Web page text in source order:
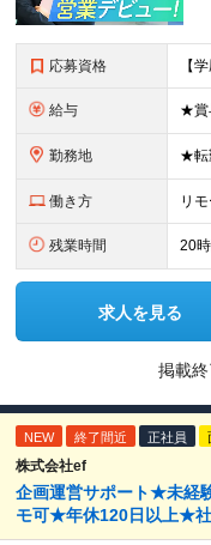
応募資格
給与
勤務地
働き方 リ
残業時間 20
求人を見る
掲載終
NEW 終了間近 正社員
株式会社ef
企画運営サポート★未経
モ可★年休120日以上★